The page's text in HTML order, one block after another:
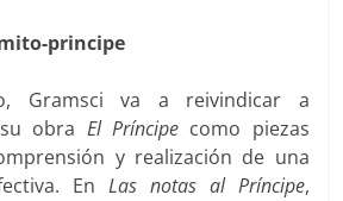
principe
Gramsci va a reivindicar a
obra El Príncipe como piezas
y realización de una
En Las notas al Príncipe,